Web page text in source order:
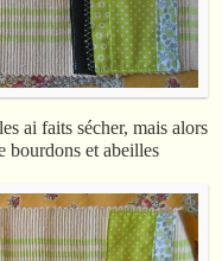
ai faits sécher, mais alors
bourdons et abeilles